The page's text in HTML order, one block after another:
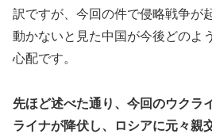
訳ですが、今回の件で侵略戦争が
動かないと見た中国が今後どのよ
心配です。
先ほど述べた通り、今回のウクラ
ライナが降伏し、ロシアに元々親